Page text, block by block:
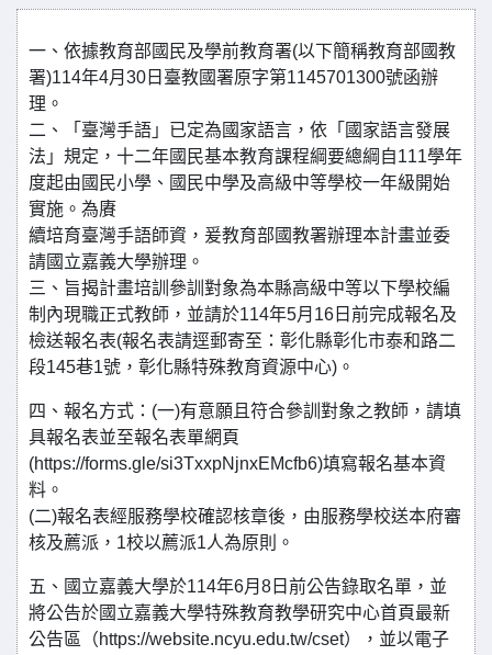
一、依據教育部國民及學前教育署(以下簡稱教育部國教
署)114年4月30日臺教國署原字第1145701300號函辦
理。
二、「臺灣手語」已定為國家語言，依「國家語言發展
法」規定，十二年國民基本教育課程綱要總綱自111學年
度起由國民小學、國民中學及高級中等學校一年級開始
實施。為賡
續培育臺灣手語師資，爰教育部國教署辦理本計畫並委
請國立嘉義大學辦理。
三、旨揭計畫培訓參訓對象為本縣高級中等以下學校編
制內現職正式教師，並請於114年5月16日前完成報名及
檢送報名表(報名表請逕郵寄至：彰化縣彰化市泰和路二
段145巷1號，彰化縣特殊教育資源中心)。
四、報名方式：(一)有意願且符合參訓對象之教師，請填
具報名表並至報名表單網頁
(https://forms.gle/si3TxxpNjnxEMcfb6)填寫報名基本資
料。
(二)報名表經服務學校確認核章後，由服務學校送本府審
核及薦派，1校以薦派1人為原則。
五、國立嘉義大學於114年6月8日前公告錄取名單，並
將公告於國立嘉義大學特殊教育教學研究中心首頁最新
公告區（https://website.ncyu.edu.tw/cset），並以電子